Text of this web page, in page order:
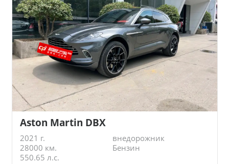
Aston Martin DBX
2021 г.
внедорожник
28000 км.
Бензин
550.65 л.с.